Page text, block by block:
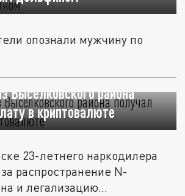
опознали мужчину по
Выселковского района
в криптовалюте
23-летнего наркодилера
распространение N-
и легализацию...